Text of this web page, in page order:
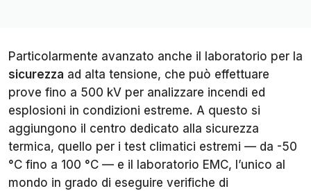
Particolarmente avanzato anche il laboratorio per la
sicurezza ad alta tensione, che può effettuare
prove fino a 500 kV per analizzare incendi ed
esplosioni in condizioni estreme. A questo si
aggiungono il centro dedicato alla sicurezza
termica, quello per i test climatici estremi — da -50
°C fino a 100 °C — e il laboratorio EMC, l’unico al
mondo in grado di eseguire verifiche di